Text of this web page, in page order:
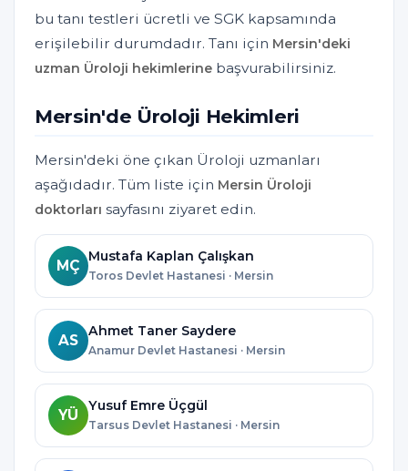
bu tanı testleri ücretli ve SGK kapsamında
erişilebilir durumdadır. Tanı için Mersin'deki
uzman Üroloji hekimlerine başvurabilirsiniz.
Mersin'de Üroloji Hekimleri
Mersin'deki öne çıkan Üroloji uzmanları
aşağıdadır. Tüm liste için Mersin Üroloji
doktorları sayfasını ziyaret edin.
MÇ
Mustafa Kaplan Çalışkan
Toros Devlet Hastanesi · Mersin
AS
Ahmet Taner Saydere
Anamur Devlet Hastanesi · Mersin
YÜ
Yusuf Emre Üçgül
Tarsus Devlet Hastanesi · Mersin